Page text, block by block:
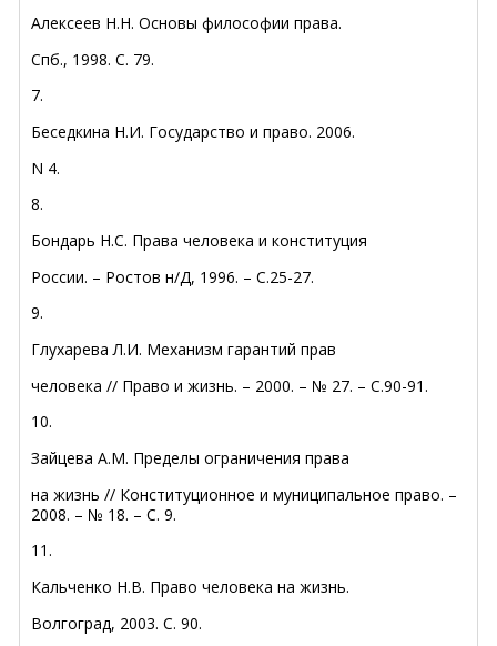
Алексеев Н.Н. Основы философии права.
Спб., 1998. С. 79.
7.
Беседкина Н.И. Государство и право. 2006.
N 4.
8.
Бондарь Н.С. Права человека и конституция
России. – Ростов н/Д, 1996. – С.25-27.
9.
Глухарева Л.И. Механизм гарантий прав
человека // Право и жизнь. – 2000. – № 27. – С.90-91.
10.
Зайцева А.М. Пределы ограничения права
на жизнь // Конституционное и муниципальное право. –
2008. – № 18. – С. 9.
11.
Кальченко Н.В. Право человека на жизнь.
Волгоград, 2003. С. 90.